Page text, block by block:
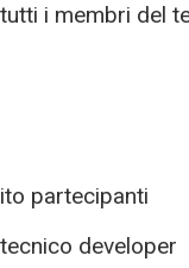
i membri del
partecipanti
developer